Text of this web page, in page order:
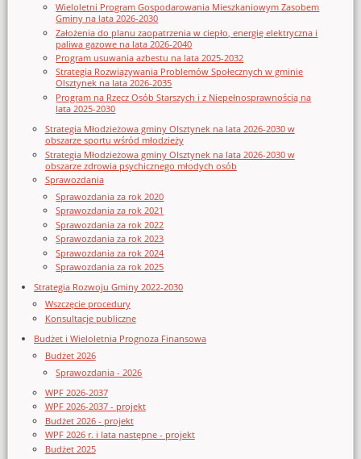
Wieloletni Program Gospodarowania Mieszkaniowym Zasobem
Gminy na lata 2026-2030
Założenia do planu zaopatrzenia w ciepło, energię elektryczna i
paliwa gazowe na lata 2026-2040
Program usuwania azbestu na lata 2025-2032
Strategia Rozwiązywania Problemów Społecznych w gminie
Olsztynek na lata 2026-2035
Program na Rzecz Osób Starszych i z Niepełnosprawnością na
lata 2025-2030
Strategia Młodzieżowa gminy Olsztynek na lata 2026-2030 w
obszarze sportu wśród młodzieży
Strategia Młodzieżowa gminy Olsztynek na lata 2026-2030 w
obszarze zdrowia psychicznego młodych osób
Sprawozdania
Sprawozdania za rok 2020
Sprawozdania za rok 2021
Sprawozdania za rok 2022
Sprawozdania za rok 2023
Sprawozdania za rok 2024
Sprawozdania za rok 2025
Strategia Rozwoju Gminy 2022-2030
Wszczęcie procedury
Konsultacje publiczne
Budżet i Wieloletnia Prognoza Finansowa
Budżet 2026
Sprawozdania - 2026
WPF 2026-2037
WPF 2026-2037 - projekt
Budżet 2026 - projekt
WPF 2026 r. i lata następne - projekt
Budżet 2025